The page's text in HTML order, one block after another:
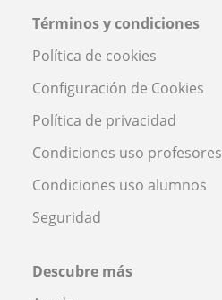
Términos y condiciones
Política de cookies
Configuración de Cookies
Política de privacidad
Condiciones uso profesores
Condiciones uso alumnos
Seguridad
Descubre más